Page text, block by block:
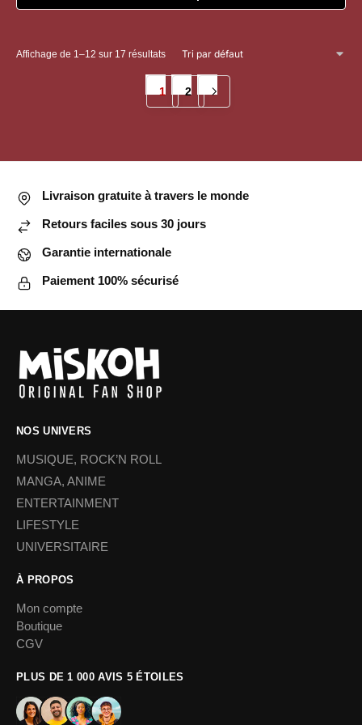
a
choisies
la
page
produit
Affichage de 1–12 sur 17 résultats
1 2
Livraison gratuite à travers le monde
Retours faciles sous 30 jours
Garantie internationale
Paiement 100% sécurisé
NOS UNIVERS
MUSIQUE, ROCK’N ROLL
MANGA, ANIME
ENTERTAINMENT
LIFESTYLE
UNIVERSITAIRE
À PROPOS
Mon compte
Boutique
CGV
PLUS DE 1 000 AVIS 5 ÉTOILES